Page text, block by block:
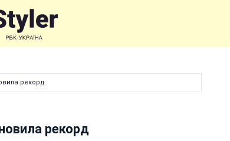
рекорд
рекорд